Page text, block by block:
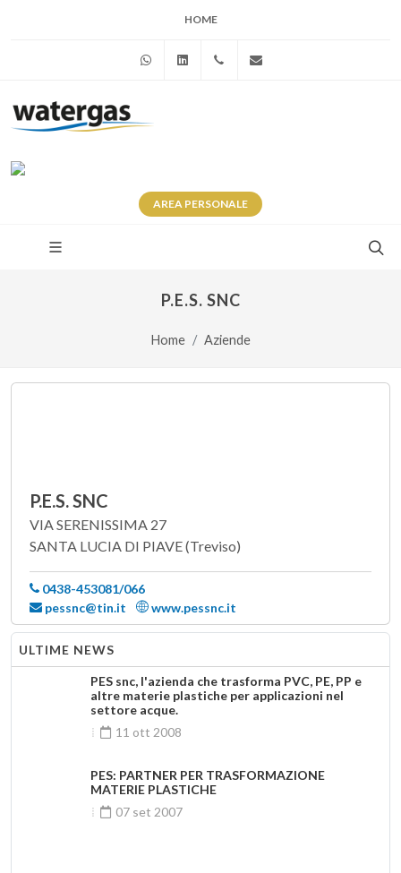
HOME
WhatsAppLinkedin+39 345 281 0246
AREA PERSONALE
P.E.S. SNC
Home Aziende
P.E.S. SNC
VIA SERENISSIMA 27
SANTA LUCIA DI PIAVE (Treviso)
0438-453081/066
pessnc@tin.it
www.pessnc.it
ULTIME NEWS
PES snc, l'azienda che trasforma PVC, PE, PP e
altre materie plastiche per applicazioni nel
settore acque.
11 ott 2008
PES: PARTNER PER TRASFORMAZIONE
MATERIE PLASTICHE
07 set 2007